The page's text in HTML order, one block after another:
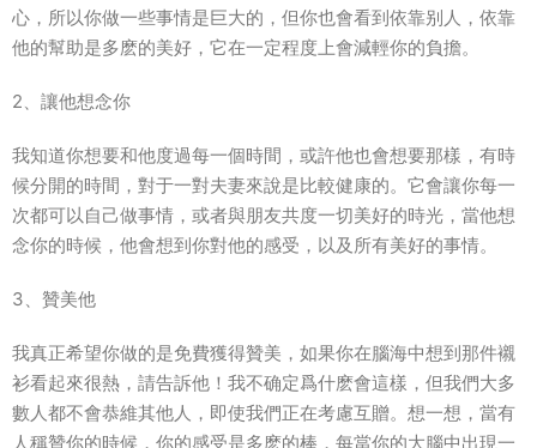
心，所以你做一些事情是巨大的，但你也會看到依靠别人，依靠
他的幫助是多麽的美好，它在一定程度上會減輕你的負擔。
2、讓他想念你
我知道你想要和他度過每一個時間，或許他也會想要那樣，有時
候分開的時間，對于一對夫妻來說是比較健康的。它會讓你每一
次都可以自己做事情，或者與朋友共度一切美好的時光，當他想
念你的時候，他會想到你對他的感受，以及所有美好的事情。
3、贊美他
我真正希望你做的是免費獲得贊美，如果你在腦海中想到那件襯
衫看起來很熱，請告訴他！我不确定爲什麽會這樣，但我們大多
數人都不會恭維其他人，即使我們正在考慮互贈。想一想，當有
人稱贊你的時候，你的感受是多麽的棒，每當你的大腦中出現一